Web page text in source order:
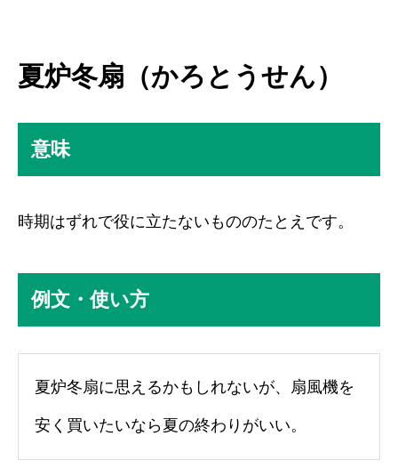
夏炉冬扇（かろとうせん）
意味
時期はずれで役に立たないもののたとえです。
例文・使い方
夏炉冬扇に思えるかもしれないが、扇風機を
安く買いたいなら夏の終わりがいい。